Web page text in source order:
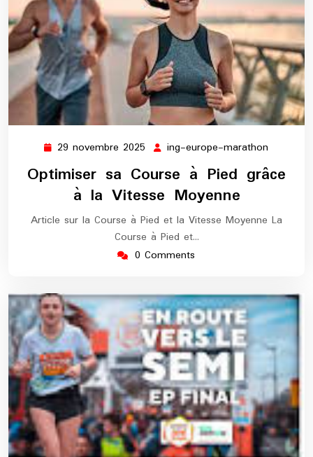
29 novembre 2025 29
novembre
2025
ing-europe-marathon
marathon
Optimiser sa Course à Pied grâce
à la Vitesse Moyenne
Article sur la Course à Pied et la Vitesse Moyenne La
Course à Pied et…
0 Comments